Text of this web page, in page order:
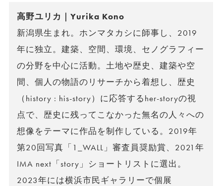
高野ユリカ｜Yurika Kono
新潟県生まれ。ホンマタカシに師事し、2019
年に独立。建築、空間、環境、セノグラフィー
の分野を中心に活動。土地や歴史、建築や空
間、個人の物語のリサーチから着想し、歴史
（history : his-story）に応答するher-storyの視
点で、歴史に残ってこなかった無名の人々への
想像をテーマに作品を制作している。2019年
第20回写真「1_WALL」審査員奨励賞、2021年
IMA next「story」ショートリストに選出。
2023年には横浜市民ギャラリーで個展